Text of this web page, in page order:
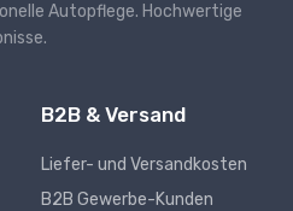
Autopflege. Hochwertige
B2B & Versand
Liefer- und Versandkosten
B2B Gewerbe-Kunden